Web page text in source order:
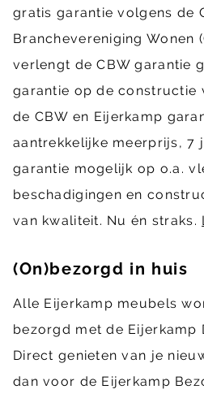
gratis garantie volgens de
Branchevereniging Wonen
verlengt de CBW garantie
garantie op de constructie
de CBW en Eijerkamp
aantrekkelijke meerprijs, 7
garantie mogelijk op o.a.
beschadigingen en
van kwaliteit. Nu én straks.
(On)bezorgd in huis
Alle Eijerkamp meubels
bezorgd met de Eijerkamp
Direct genieten van je
dan voor de Eijerkamp